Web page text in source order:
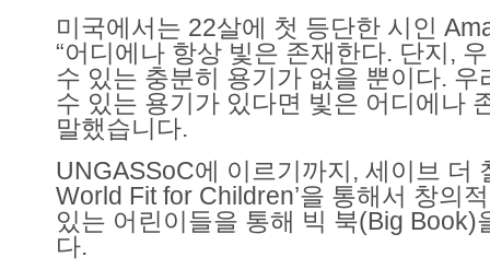
미국에서는 22살에 첫 등단한 시인
“어디에나 항상 빛은 존재한다. 단지,
수 있는 충분히 용기가 없을 뿐이다. 우
수 있는 용기가 있다면 빛은 어디에나
말했습니다.
UNGASSoC에 이르기까지, 세이브 더
World Fit for Children’을 통해서 창의
있는 어린이들을 통해 빅 북(Big Book)
다.